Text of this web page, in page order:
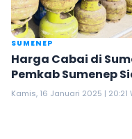
SUMENEP
Harga Cabai di
Pemkab Sumenep
Kamis, 16 Januari 2025 | 20:21